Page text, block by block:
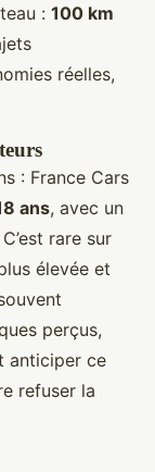
: 100 km
réelles,
: France Cars
ans, avec un
rare sur
élevée et
perçus,
anticiper ce
refuser la